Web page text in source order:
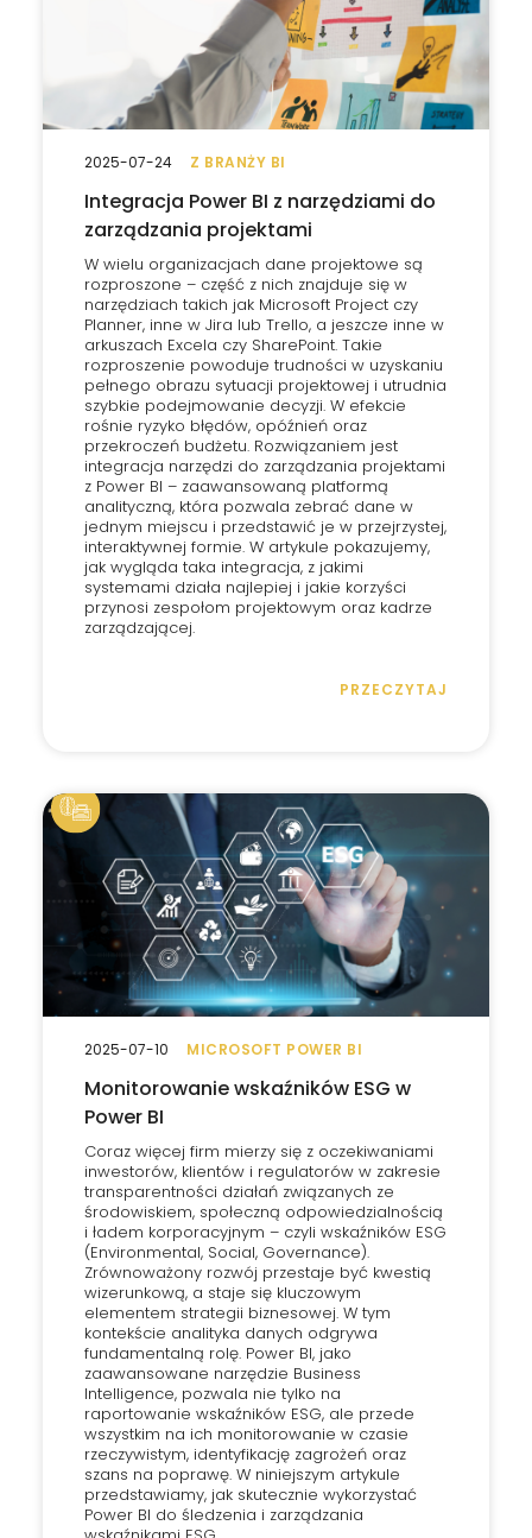
Z BRANŻY BI
Integracja Power BI z narzędziami do
zarządzania projektami
W wielu organizacjach dane projektowe są
rozproszone – część z nich znajduje się w
narzędziach takich jak Microsoft Project czy
Planner, inne w Jira lub Trello, a jeszcze inne w
arkuszach Excela czy SharePoint. Takie
rozproszenie powoduje trudności w uzyskaniu
pełnego obrazu sytuacji projektowej i utrudnia
szybkie podejmowanie decyzji. W efekcie
rośnie ryzyko błędów, opóźnień oraz
przekroczeń budżetu. Rozwiązaniem jest
integracja narzędzi do zarządzania projektami
z Power BI – zaawansowaną platformą
analityczną, która pozwala zebrać dane w
jednym miejscu i przedstawić je w przejrzystej,
interaktywnej formie. W artykule pokazujemy,
jak wygląda taka integracja, z jakimi
systemami działa najlepiej i jakie korzyści
przynosi zespołom projektowym oraz kadrze
zarządzającej.
PRZECZYTAJ
2025-07-24
MICROSOFT POWER BI
Monitorowanie wskaźników ESG w
Power BI
Coraz więcej firm mierzy się z oczekiwaniami
inwestorów, klientów i regulatorów w zakresie
transparentności działań związanych ze
środowiskiem, społeczną odpowiedzialnością
i ładem korporacyjnym – czyli wskaźników ESG
(Environmental, Social, Governance).
Zrównoważony rozwój przestaje być kwestią
wizerunkową, a staje się kluczowym
elementem strategii biznesowej. W tym
kontekście analityka danych odgrywa
fundamentalną rolę. Power BI, jako
zaawansowane narzędzie Business
Intelligence, pozwala nie tylko na
raportowanie wskaźników ESG, ale przede
wszystkim na ich monitorowanie w czasie
rzeczywistym, identyfikację zagrożeń oraz
szans na poprawę. W niniejszym artykule
przedstawiamy, jak skutecznie wykorzystać
Power BI do śledzenia i zarządzania
2025-07-10